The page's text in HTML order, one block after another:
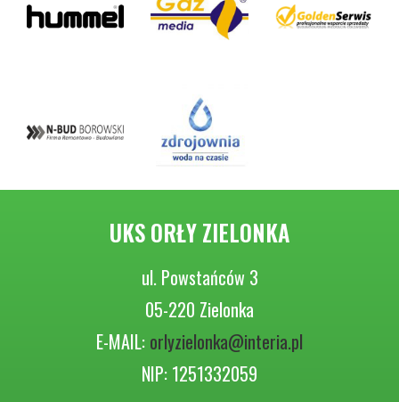
UKS ORŁY ZIELONKA
ul. Powstańców 3
05-220 Zielonka
E-MAIL: orlyzielonka@interia.pl
NIP: 1251332059